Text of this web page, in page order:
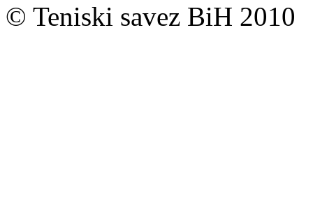
© Teniski savez BiH 2010